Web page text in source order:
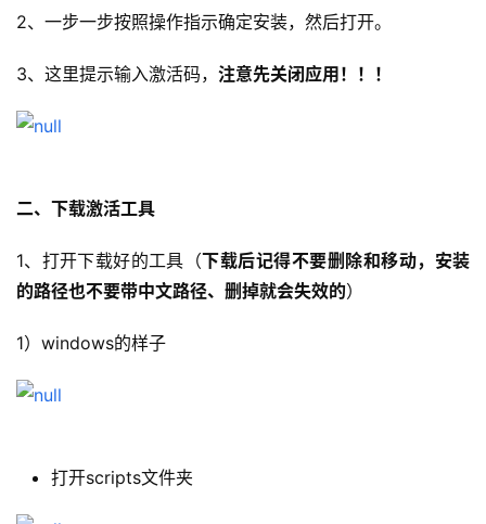
2、一步一步按照操作指示确定安装，然后打开。
3、这里提示输入激活码， 注意先关闭应用！！！
二、下载激活工具
1、打开下载好的工具（下载后记得不要删除和移动，安装
的路径也不要带中文路径、删掉就会失效的）
1）windows的样子
打开scripts文件夹